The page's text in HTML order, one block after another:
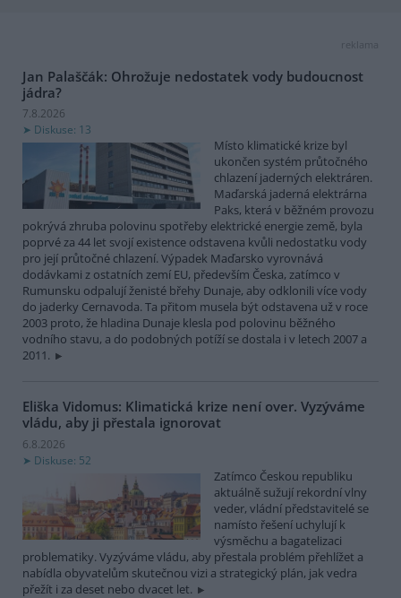
reklama
Jan Palaščák: Ohrožuje nedostatek vody budoucnost
jádra?
7.8.2026
Diskuse: 13
Místo klimatické krize byl
ukončen systém průtočného
chlazení jaderných elektráren.
Maďarská jaderná elektrárna
Paks, která v běžném provozu
pokrývá zhruba polovinu spotřeby elektrické energie země, byla
poprvé za 44 let svojí existence odstavena kvůli nedostatku vody
pro její průtočné chlazení. Výpadek Maďarsko vyrovnává
dodávkami z ostatních zemí EU, především Česka, zatímco v
Rumunsku odpalují ženisté břehy Dunaje, aby odklonili více vody
do jaderky Cernavoda. Ta přitom musela být odstavena už v roce
2003 proto, že hladina Dunaje klesla pod polovinu běžného
vodního stavu, a do podobných potíží se dostala i v letech 2007 a
2011.
Eliška Vidomus: Klimatická krize není over. Vyzýváme
vládu, aby ji přestala ignorovat
6.8.2026
Diskuse: 52
Zatímco Českou republiku
aktuálně sužují rekordní vlny
veder, vládní představitelé se
namísto řešení uchylují k
výsměchu a bagatelizaci
problematiky. Vyzýváme vládu, aby přestala problém přehlížet a
nabídla obyvatelům skutečnou vizi a strategický plán, jak vedra
přežít i za deset nebo dvacet let.